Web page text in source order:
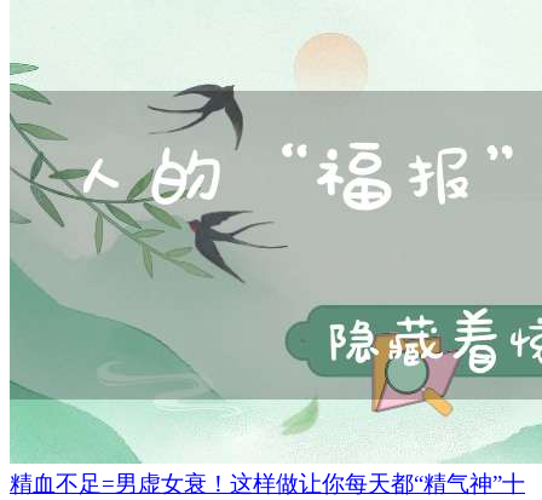
精血不足=男虚女衰！这样做让你每天都“精气神”十